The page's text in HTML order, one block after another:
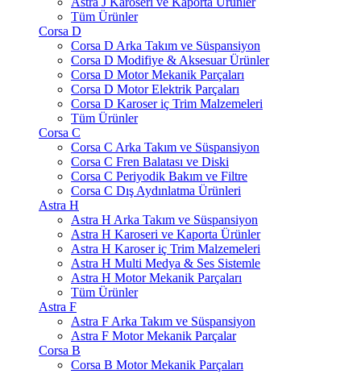
Tüm Ürünler
Corsa D
Corsa D Arka Takım ve Süspansiyon
Corsa D Modifiye & Aksesuar Ürünler
Corsa D Motor Mekanik Parçaları
Corsa D Motor Elektrik Parçaları
Corsa D Karoser iç Trim Malzemeleri
Tüm Ürünler
Corsa C
Corsa C Arka Takım ve Süspansiyon
Corsa C Fren Balatası ve Diski
Corsa C Periyodik Bakım ve Filtre
Corsa C Dış Aydınlatma Ürünleri
Astra H
Astra H Arka Takım ve Süspansiyon
Astra H Karoseri ve Kaporta Ürünler
Astra H Karoser iç Trim Malzemeleri
Astra H Multi Medya & Ses Sistemle
Astra H Motor Mekanik Parçaları
Tüm Ürünler
Astra F
Astra F Arka Takım ve Süspansiyon
Astra F Motor Mekanik Parçalar
Corsa B
Corsa B Motor Mekanik Parçaları